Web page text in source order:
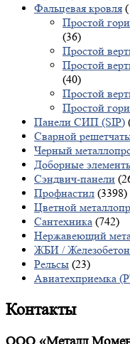
Фальцевая кровля
Простой
(36)
Простой
Простой
(40)
Простой
Простой
Панели СИП (SIP)
Сварной
Черный
Доборные
Сэндвич-панели
Профнастил (3398)
Цветной
Сантехника (742)
Нержавеющий
ЖБИ /
Рельсы (23)
Авиатехприемка
Контакты